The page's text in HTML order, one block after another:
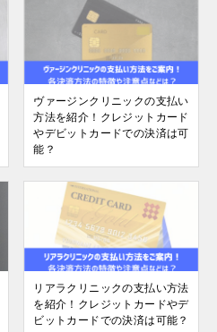
ヴァージンクリニックの支払い
方法を紹介！クレジットカード
やデビットカードでの決済は可
能？
リアラクリニックの支払い方法
を紹介！クレジットカードやデ
ビットカードでの決済は可能？